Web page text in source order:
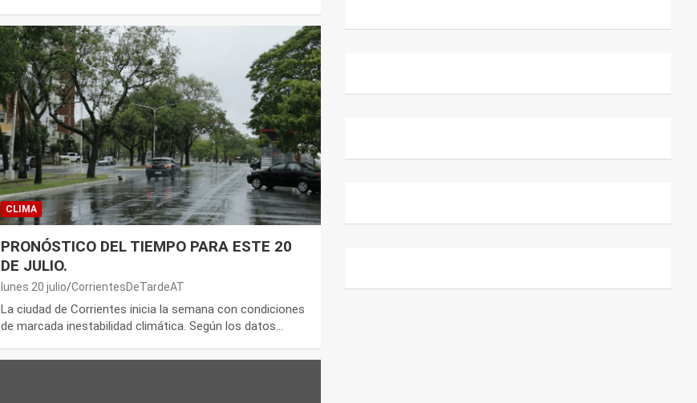
CLIMA
PRONÓSTICO DEL TIEMPO PARA ESTE 20
DE JULIO.
lunes 20 julio CorrientesDeTardeAT
La ciudad de Corrientes inicia la semana con condiciones
de marcada inestabilidad climática. Según los datos…